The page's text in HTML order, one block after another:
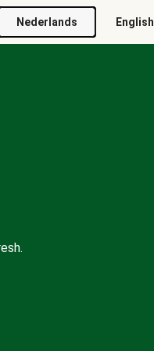
Nederlands English